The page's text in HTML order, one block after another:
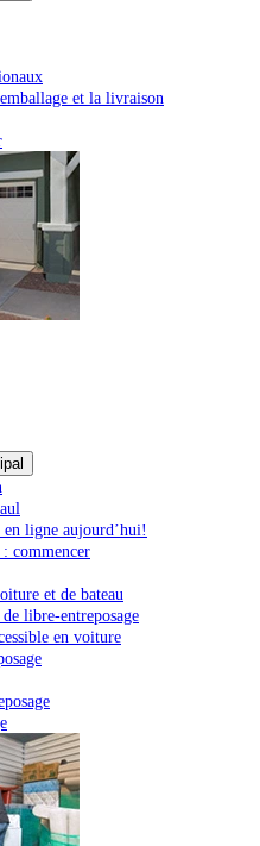
et la livraison
en ligne aujourd’hui!
commencer
et de bateau
libre-entreposage
en voiture